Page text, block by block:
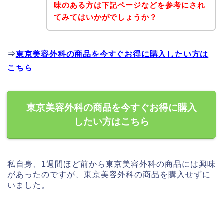
味のある方は下記ページなどを参考にされ
てみてはいかがでしょうか？
⇒東京美容外科の商品を今すぐお得に購入したい方は
こちら
東京美容外科の商品を今すぐお得に購入
したい方はこちら
私自身、1週間ほど前から東京美容外科の商品には興味
があったのですが、東京美容外科の商品を購入せずに
いました。